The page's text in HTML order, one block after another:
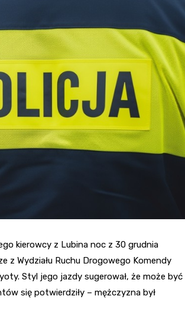
Kino
Poczta
kierowcy z Lubina noc z 30 grudnia
z Wydziału Ruchu Drogowego Komendy
Styl jego jazdy sugerował, że może być
się potwierdziły – mężczyzna był